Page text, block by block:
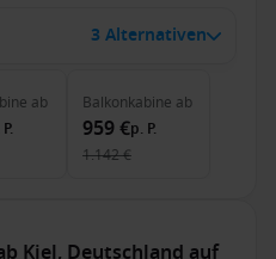
3 Alternativen
ab Balkonkabine ab
959 €p. P.
1.142 €
Kiel, Deutschland auf